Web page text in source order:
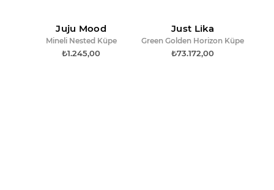
Juju Mood
Mineli Nested Küpe
₺1.245,00
Just Lika
Green Golden Horizon Küpe
₺73.172,00